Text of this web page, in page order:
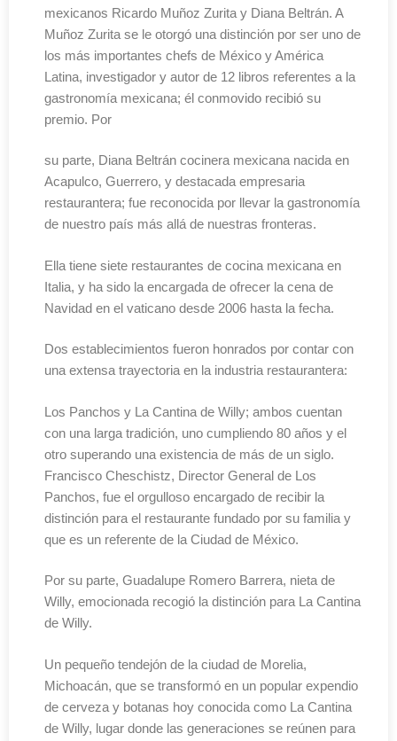
mexicanos Ricardo Muñoz Zurita y Diana Beltrán. A
Muñoz Zurita se le otorgó una distinción por ser uno de
los más importantes chefs de México y América
Latina, investigador y autor de 12 libros referentes a la
gastronomía mexicana; él conmovido recibió su
premio. Por
su parte, Diana Beltrán cocinera mexicana nacida en
Acapulco, Guerrero, y destacada empresaria
restaurantera; fue reconocida por llevar la gastronomía
de nuestro país más allá de nuestras fronteras.
Ella tiene siete restaurantes de cocina mexicana en
Italia, y ha sido la encargada de ofrecer la cena de
Navidad en el vaticano desde 2006 hasta la fecha.
Dos establecimientos fueron honrados por contar con
una extensa trayectoria en la industria restaurantera:
Los Panchos y La Cantina de Willy; ambos cuentan
con una larga tradición, uno cumpliendo 80 años y el
otro superando una existencia de más de un siglo.
Francisco Cheschistz, Director General de Los
Panchos, fue el orgulloso encargado de recibir la
distinción para el restaurante fundado por su familia y
que es un referente de la Ciudad de México.
Por su parte, Guadalupe Romero Barrera, nieta de
Willy, emocionada recogió la distinción para La Cantina
de Willy.
Un pequeño tendejón de la ciudad de Morelia,
Michoacán, que se transformó en un popular expendio
de cerveza y botanas hoy conocida como La Cantina
de Willy, lugar donde las generaciones se reúnen para